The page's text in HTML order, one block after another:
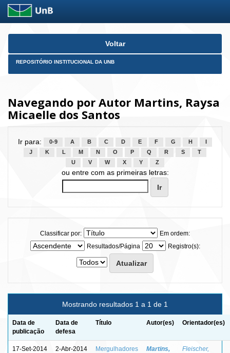
Skip
Voltar
REPOSITÓRIO INSTITUCIONAL DA UNB
Navegando por Autor Martins, Raysa
Micaelle dos Santos
Ir para: 0-9 A B C D E F G H
J
K L M N O P Q R S
T
U
V W X Y Z
ou entre com as primeiras letras:
Classificar por:
Em ordem:
Resultados/Página
Registro(s):
Mostrando resultados 1 a 1 de 1
Data de
publicação
Data de
defesa
Título Autor(es) Orientador(es)
17-Set-2014 2-Abr-2014
Mergulhadores
Martins,
Fleischer,